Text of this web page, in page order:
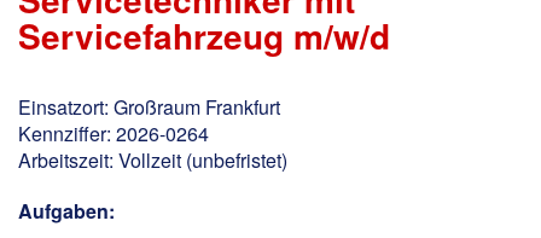
Servicefahrzeug m/w/d
Einsatzort: Großraum Frankfurt
Kennziffer: 2026-0264
Arbeitszeit: Vollzeit (unbefristet)
Aufgaben: